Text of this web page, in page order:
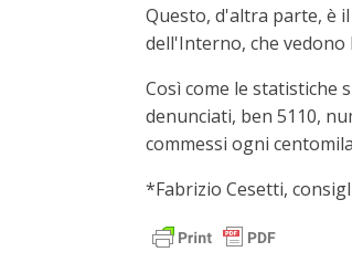
Questo, d'altra parte, è
dell'Interno, che vedono
Così come le statistiche
denunciati, ben 5110,
commessi ogni
*Fabrizio Cesetti,